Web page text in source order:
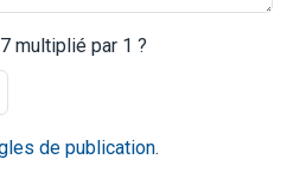
multiplié par 1 ?
de publication.